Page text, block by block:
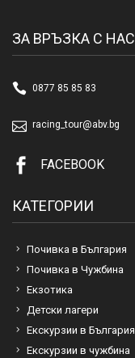
ЗА ВРЪЗКА С НАС
0877 85 85 83
racing_tour@abv.bg
FACEBOOK
КАТЕГОРИИ
Почивка в България
Почивка в Чужбина
Екзотика
Детски лагери
Екскурзии в България
Екскурзии в чужбина